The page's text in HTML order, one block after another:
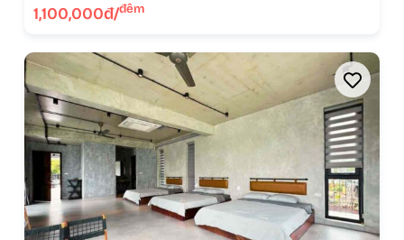
1,100,000đ/đêm